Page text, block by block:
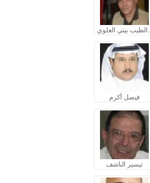
بيتي العلوي
فيصل أكرم
تيسير الناشف